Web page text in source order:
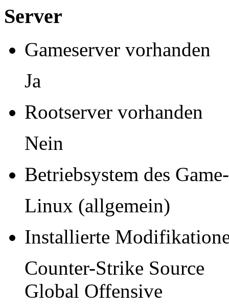
Server
Gameserver vorhanden
Ja
Rootserver vorhanden
Nein
Betriebsystem des
Linux (allgemein)
Installierte
Counter-Strike Source
Global Offensive